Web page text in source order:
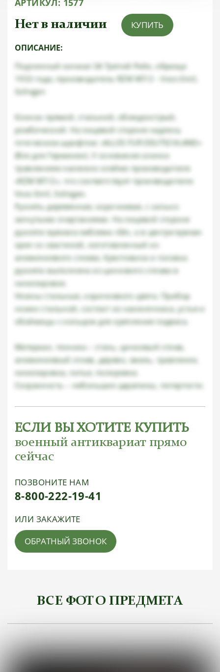
АРТИКУЛ: 1577
Нет в наличии КУПИТЬ
ОПИСАНИЕ:
Подлинный кинжал SA Третий Рейх, образца
1933 года, производитель RZM M7/2 - Voos Emil,
Solingen
Клинок прямой, стальной, обоюдоострый,
ромбический. На лицевой стороне надпись
готическим шрифтом: «ALLES FUR DEUTSCHLAND»
(Все для Германии). У основания клинка
травлением нанесено клеймо производителя:
«RZM M7/2», что соответствует производителю
Voos Emil, Solingen.
Рукоять деревянная, коричневая, с сильно
загнутыми очертаниями. На лицевой стороне
рукояти врезана эмблема «SA», а в центре врезан
орел со свастикой, изготовленный из
алюминиевого сплава. Крестовина и головка
рукояти выполнена из цинкового сплава в
никелировке.
Ножны стальные, коричневого цвета. Прибор
ножен стальной, состоит из наконечника, устья и
обоймицы с кольцом для крепления подвеса.
Материал, техника – сталь, цинковый сплав,
алюминиевый сплав, дерево, эмаль, травление,
никелировка, литье, полировка.
Сохранность – небольшие царапины, потертости.
ЕСЛИ ВЫ ХОТИТЕ КУПИТЬ
военный антиквариат прямо
сейчас
ПОЗВОНИТЕ НАМ
8-800-222-19-41
ИЛИ ЗАКАЖИТЕ
ОБРАТНЫЙ ЗВОНОК
ВСЕ ФОТО ПРЕДМЕТА